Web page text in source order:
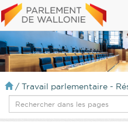
/ Travail parlementaire -